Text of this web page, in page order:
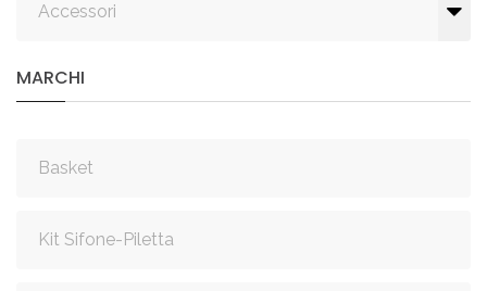
Accessori
MARCHI
Basket
Kit Sifone-Piletta